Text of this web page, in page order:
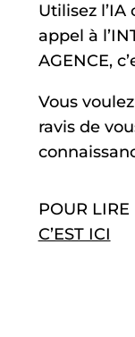
Utilisez l’IA
appel à
AGENCE,
Vous
ravis de
POUR LIRE
C’EST ICI